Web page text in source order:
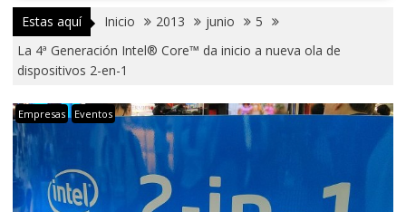
Estas aquí Inicio 2013 junio
5
La 4ª Generación Intel® Core™ da inicio a nueva ola de
dispositivos 2-en-1
Empresas Eventos